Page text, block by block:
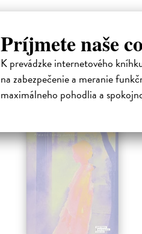
Príjmete naše
K prevádzke internetového
na zabezpečenie a meranie
maximálneho pohodlia a
na